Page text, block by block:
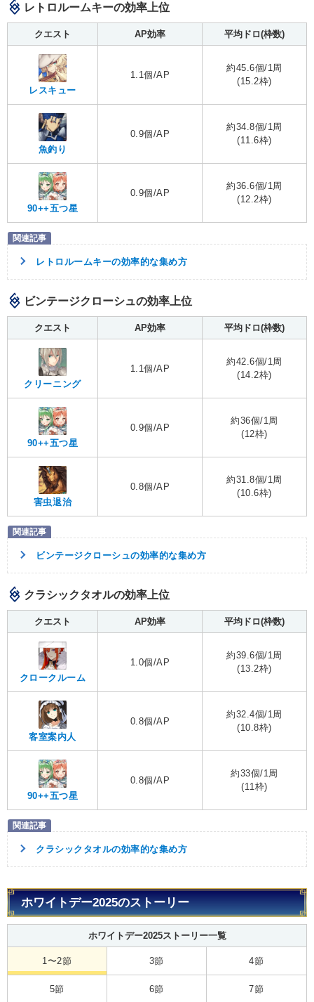
レトロルームキーの効率上位
クエスト AP効率 平均ドロ(枠数)
レスキュー
1.1個/AP
約45.6個/1周
(15.2枠)
魚釣り
0.9個/AP
約34.8個/1周
(11.6枠)
90++五つ星
0.9個/AP
約36.6個/1周
(12.2枠)
レトロルームキーの効率的な集め方
ビンテージクローシュの効率上位
クエスト AP効率 平均ドロ(枠数)
クリーニング
1.1個/AP
約42.6個/1周
(14.2枠)
90++五つ星
0.9個/AP
約36個/1周
(12枠)
害虫退治
0.8個/AP
約31.8個/1周
(10.6枠)
ビンテージクローシュの効率的な集め方
クラシックタオルの効率上位
クエスト AP効率 平均ドロ(枠数)
クロークルーム
1.0個/AP
約39.6個/1周
(13.2枠)
客室案内人
0.8個/AP
約32.4個/1周
(10.8枠)
90++五つ星
0.8個/AP
約33個/1周
(11枠)
クラシックタオルの効率的な集め方
ホワイトデー2025のストーリー
ホワイトデー2025ストーリー一覧
1〜2節 3節 4節
5節 6節 7節